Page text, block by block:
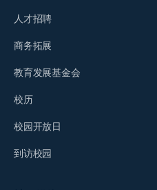
人才招聘
商务拓展
教育发展基金会
校历
校园开放日
到访校园